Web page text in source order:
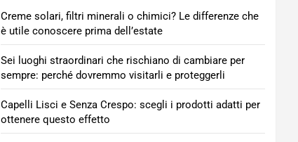
Creme solari, filtri minerali o chimici? Le differenze che
è utile conoscere prima dell’estate
Sei luoghi straordinari che rischiano di cambiare per
sempre: perché dovremmo visitarli e proteggerli
Capelli Lisci e Senza Crespo: scegli i prodotti adatti per
ottenere questo effetto